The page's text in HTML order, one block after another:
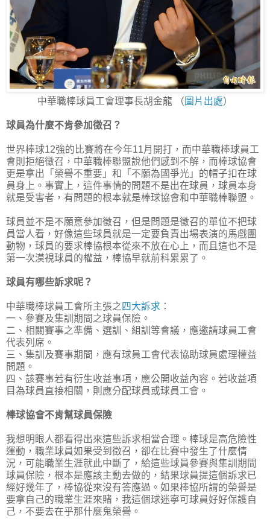
中華職棒球員工會理事長胡金龍 （ 圖片出處）
球員為什麼不肯參加徵召？
世界棒球12強的比賽將在今年11月開打，而中華職棒球員工
會則拒絕徵召，中華職棒聯盟說他們感到不解，而棒球協會
更是拿出「榮譽不重要」和「不願為國爭光」的帽子扣在球
員身上。事實上，這件事情的問題不是出在球員，球員本身
就是受害者，有問題的根本就是棒球協會和中華職棒聯盟。
球員並不是不願意參加徵召，但是問題是徵召的單位不把球
員當人看，好像這些球員就是一定要負責出場表演的馬戲團
動物，球員的要求棒協根本從來不放在心上，而且這也不是
第一次漠視球員的權益，棒協早就前科累累了。
球員有哪些訴求呢？
中華職棒球員工會所主張之 四大訴求 ：
一、參賽及集訓期間之球員保險。
二、相關賽事之準備、選訓、組訓等會議，應邀請球員工會
代表列席。
三、集訓及賽事期間，應有球員工會代表協助球員處理權益
問題。
四、該賽事若有衍生收益事項，應公開收益內容。若收益項
目為球員直接相關，則應分配球員或球員工會。
棒球協會不肯幫球員保險
我想明眼人都看得出來這些訴求相當合理。棒球是高危險性
運動，職業球員如果受到徵召，卻在比賽中發生了什麼情
況，可能職業生涯就此中斷了，給這些球員參賽與集訓期間
球員保險，根本是應該主動去做的，結果球員提這個訴求已
經好幾年了，棒協從來沒有答應過。如果棒協所謂的榮譽是
要拿自己的職業生涯來賭，我這個球迷寧可球員好好保護自
己，不要去在乎那什麼鬼榮譽。